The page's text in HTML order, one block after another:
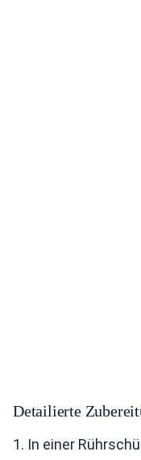
Detailierte
1. In einer